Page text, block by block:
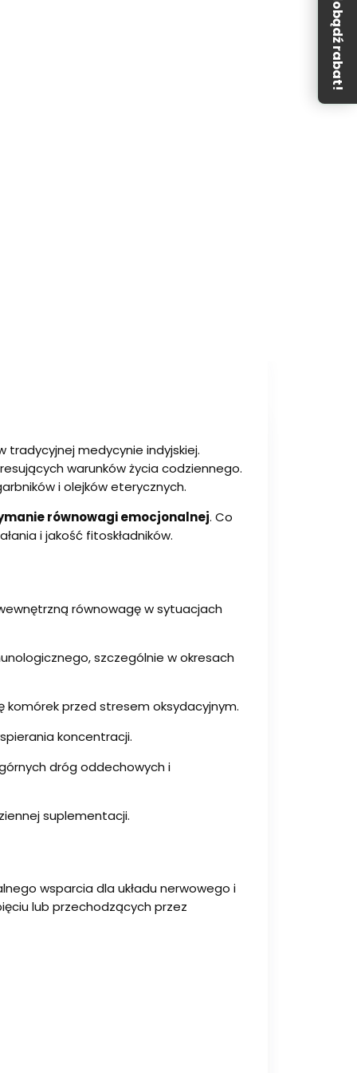
tradycyjnej medycynie indyjskiej.
warunków życia codziennego.
i olejków eterycznych.
równowagi emocjonalnej. Co
i jakość fitoskładników.
równowagę w sytuacjach
szczególnie w okresach
komórek przed stresem oksydacyjnym.
koncentracji.
dróg oddechowych i
suplementacji.
wsparcia dla układu nerwowego i
lub przechodzących przez
Zdobądź rabat!